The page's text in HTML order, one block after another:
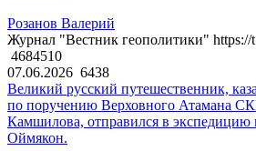
Розанов Валерий
Журнал "Вестник геополитики" https://
4684510
07.06.2026 6438
Великий русский путешественник,
по поручению Верховного Атамана
Камшилова, отправился в экспедицию
Оймякон.